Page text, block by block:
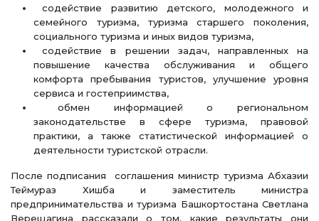
содействие развитию детского, молодежного и
семейного туризма, туризма старшего поколения,
социального туризма и иных видов туризма,
содействие в решении задач, направленных на
повышение качества обслуживания и общего
комфорта пребывания туристов, улучшение уровня
сервиса и гостеприимства,
обмен информацией о региональном
законодательстве в сфере туризма, правовой
практики, а также статистической информацией о
деятельности туристской отрасли.
После подписания соглашения министр туризма Абхазии
Теймураз Хишба и заместитель министра
предпринимательства и туризма Башкортостана Светлана
Верещагина рассказали о том, какие результаты они